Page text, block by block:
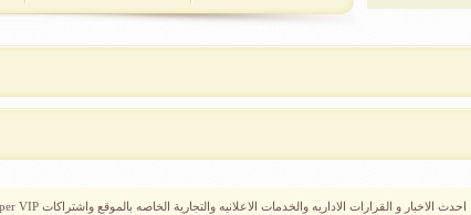
احدث الاخبار و القرارات الاداريه والخدمات الاعلانيه والتجارية الخاصه بالموقع واشتراكات Super VIP